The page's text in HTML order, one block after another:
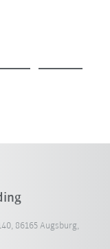
86165 Augsburg,